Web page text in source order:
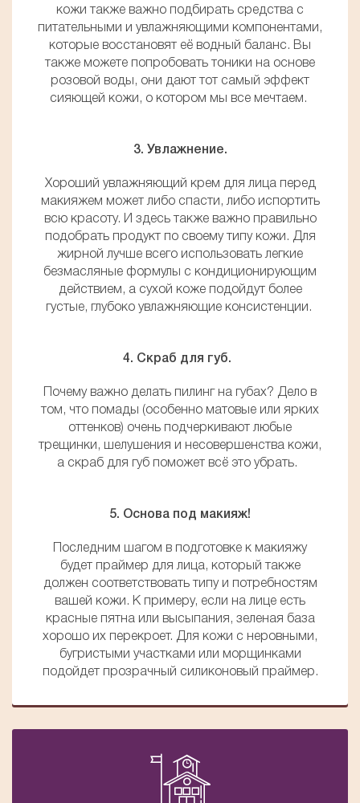
кожи также важно подбирать средства с
питательными и увлажняющими компонентами,
которые восстановят её водный баланс. Вы
также можете попробовать тоники на основе
розовой воды, они дают тот самый эффект
сияющей кожи, о котором мы все мечтаем.
3. Увлажнение.
Хороший увлажняющий крем для лица перед
макияжем может либо спасти, либо испортить
всю красоту. И здесь также важно правильно
подобрать продукт по своему типу кожи. Для
жирной лучше всего использовать легкие
безмасляные формулы с кондиционирующим
действием, а сухой коже подойдут более
густые, глубоко увлажняющие консистенции.
4. Скраб для губ.
Почему важно делать пилинг на губах? Дело в
том, что помады (особенно матовые или ярких
оттенков) очень подчеркивают любые
трещинки, шелушения и несовершенства кожи,
а скраб для губ поможет всё это убрать.
5. Основа под макияж!
Последним шагом в подготовке к макияжу
будет праймер для лица, который также
должен соответствовать типу и потребностям
вашей кожи. К примеру, если на лице есть
красные пятна или высыпания, зеленая база
хорошо их перекроет. Для кожи с неровными,
бугристыми участками или морщинками
подойдет прозрачный силиконовый праймер.